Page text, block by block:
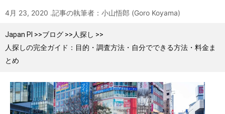
4月 23, 2020 .記事の執筆者：小山悟郎 (Goro Koyama)
Japan PI >>ブログ >> 人探し >>
人探しの完全ガイド：目的・調査方法・自分でできる方法・料金ま
とめ